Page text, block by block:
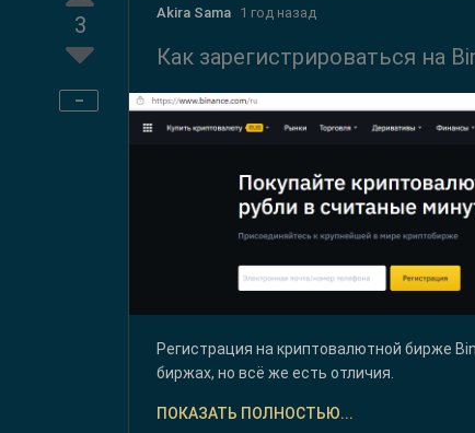
3 Akira Sama 1 год назад
Как зарегистрироваться на
Регистрация на криптовалютной бирже
биржах, но всё же есть отличия.
ПОКАЗАТЬ ПОЛНОСТЬЮ...